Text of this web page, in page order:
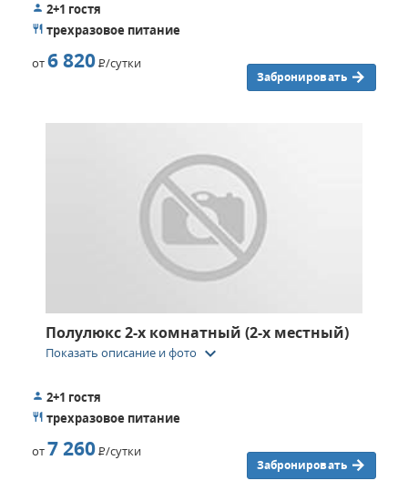
2+1 гостя
трехразовое питание
от6 820Р/сутки
Забронировать
Полулюкс 2-х комнатный (2-х местный)
Показать описание и фото keyboard_arrow_down
2+1 гостя
трехразовое питание
от7 260Р/сутки
Забронировать